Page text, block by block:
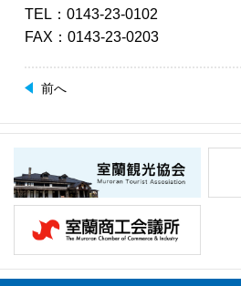
TEL：0143-23-0102
FAX：0143-23-0203
前へ